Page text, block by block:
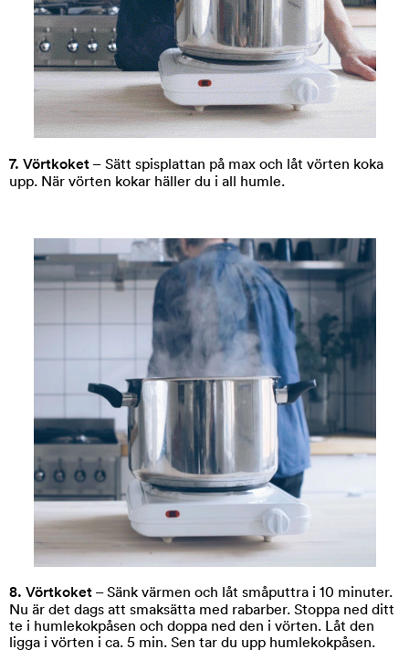
7. Vörtkoket – Sätt spisplattan på max och låt vörten koka
upp. När vörten kokar häller du i all humle.
8. Vörtkoket – Sänk värmen och låt småputtra i 10 minuter.
Nu är det dags att smaksätta med rabarber. Stoppa ned ditt
te i humlekokpåsen och doppa ned den i vörten. Låt den
ligga i vörten i ca. 5 min. Sen tar du upp humlekokpåsen.